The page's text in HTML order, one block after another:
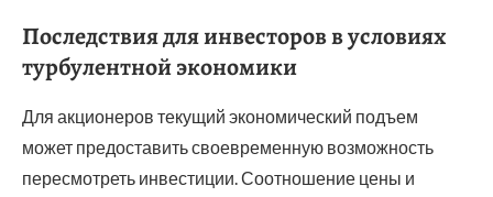
Последствия для инвесторов в условиях
турбулентной экономики
Для акционеров текущий экономический подъем
может предоставить своевременную возможность
пересмотреть инвестиции. Соотношение цены и